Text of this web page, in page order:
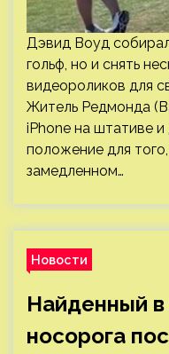
Дэвид Воуд
гольф, но и снять
видеороликов для
Житель Редмонда
iPhone на штативе
положение для
замедленном…
Новости
Найденный
носорога